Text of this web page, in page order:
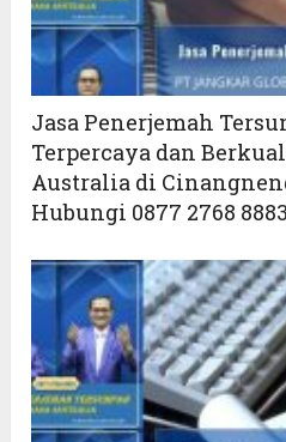
Jasa Penerjemah
Terpercaya dan
Australia di
Hubungi 0877 2768 8883